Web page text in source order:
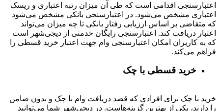
اعتبارسنجی اقدامی است که طی آن میزان رتبه اعتباری و ریسک
اعتباری مشخص می‌شود. در اعتبارسنجی بانکی مشخص می‌شود
که متقاضی بر اساس ارزیابی رفتار بانکی تا چه میزان می‌تواند
اعتبار دریافت کند. اعتبارسنجی رایگان خدمتی از دیجی‌شهر است
که به کاربران امکان اعتبارسنجی وام جهت اعتبار خرید قسطی را
فراهم می‌کند.
خرید قسطی با چک
خرید با چک برای افرادی که قصد دریافت وام با چک و بدون ضامن
را دارند، یکی از بهترین گزینه‌هاست. در دیجی‌شهر شما می‌توانید